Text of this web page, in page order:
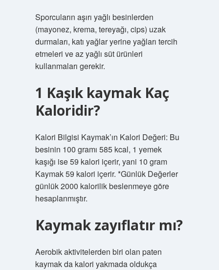
Sporcuların aşırı yağlı besinlerden
(mayonez, krema, tereyağı, cips) uzak
durmaları, katı yağlar yerine yağları tercih
etmeleri ve az yağlı süt ürünleri
kullanmaları gerekir.
1 Kaşık kaymak Kaç
Kaloridir?
Kalori Bilgisi Kaymak’ın Kalori Değeri: Bu
besinin 100 gramı 585 kcal, 1 yemek
kaşığı ise 59 kalori içerir, yani 10 gram
Kaymak 59 kalori içerir. *Günlük Değerler
günlük 2000 kalorilik beslenmeye göre
hesaplanmıştır.
Kaymak zayıflatır mı?
Aerobik aktivitelerden biri olan paten
kaymak da kalori yakmada oldukça